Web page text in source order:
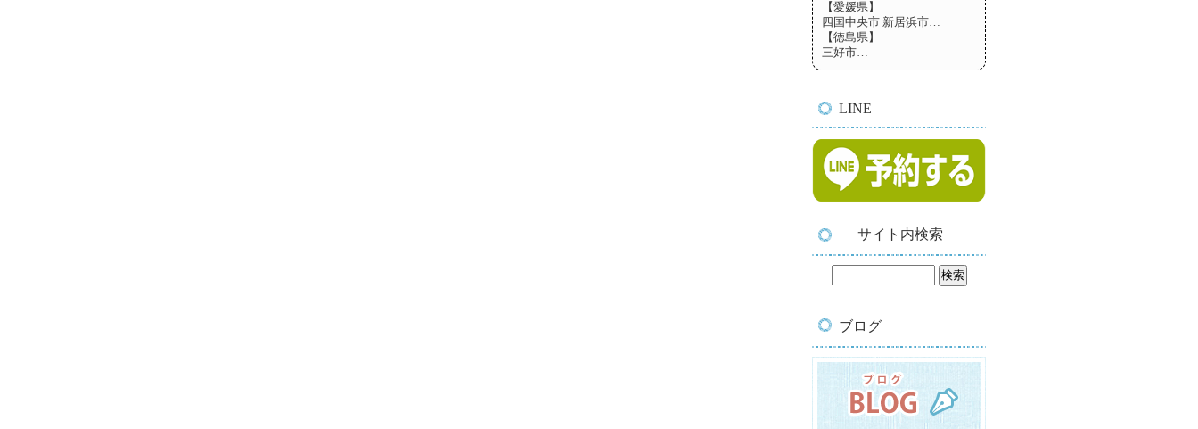
【愛媛県】
四国中央市 新居浜市…
【徳島県】
三好市…
LINE
サイト内検索
ブログ